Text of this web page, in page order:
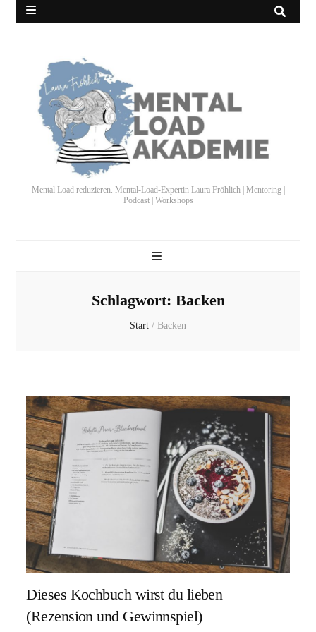
Mental Load reduzieren. Mental-Load-Expertin Laura Fröhlich | Mentoring |
Podcast | Workshops
Schlagwort: Backen
Start / Backen
Dieses Kochbuch wirst du lieben
(Rezension und Gewinnspiel)